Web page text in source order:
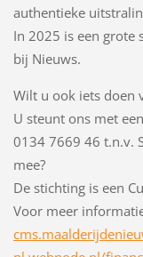
authentieke
In 2025 is een grote
bij Nieuws.
Wilt u ook iets doen
U steunt ons met
0134 7669 46 t.n.v.
mee?
De stichting is een
Voor meer